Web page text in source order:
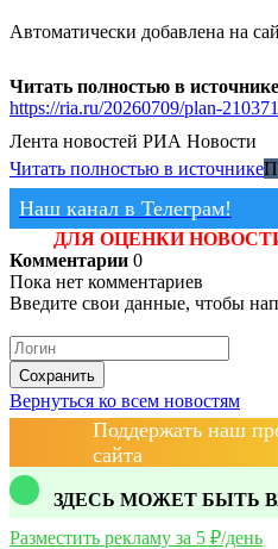
Автоматически добавлена на
Читать полностью в
https://ria.ru/20260709/plan-
Лента новостей РИА Новости
Читать полностью в источнике
Наш канал в Телеграм!
ДЛЯ ОЦЕНКИ
Комментарии 0
Пока нет комментариев
Введите свои данные, чтобы
Сохранить
Вернуться ко всем новостям
Поддержать наш
сайта
ЗДЕСЬ МОЖЕТ БЫТЬ
Разместить рекламу за 5 ₽/день